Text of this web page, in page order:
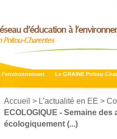
d’éducation à
Poitou-Charentes
l’environnement
Le GRAINE Poitou-
Accueil > L’actualité en EE >
ECOLOGIQUE - Semaine
écologiquement (...)